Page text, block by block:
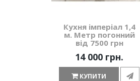
Кухня імперіал 1,4
м. Метр погонний
від 7500 грн
14 000 грн.
КУПИТИ